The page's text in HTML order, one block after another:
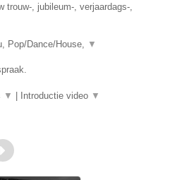
trouw-, jubileum-, verjaardags-,
Pop/Dance/House, ▼
▼ Introductie video ▼